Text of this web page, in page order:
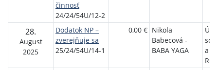
činnosť
24/24/54U/12-2
28.
August
2025
Dodatok NP –
zverejňuje sa
25/24/54U/14-1
0,00 € Nikola
Babecová -
BABA YAGA
a